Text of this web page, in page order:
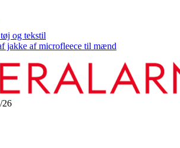
og tekstil
jakke af microfleece til mænd
26